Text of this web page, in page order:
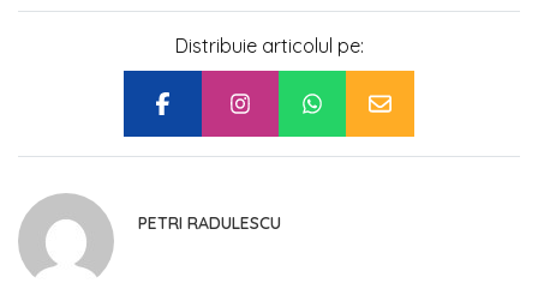
Distribuie articolul pe:
PETRI RADULESCU